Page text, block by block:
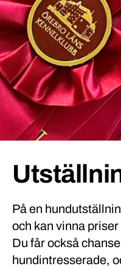
På en
och kan vinna
Du får också
hundintresserade,